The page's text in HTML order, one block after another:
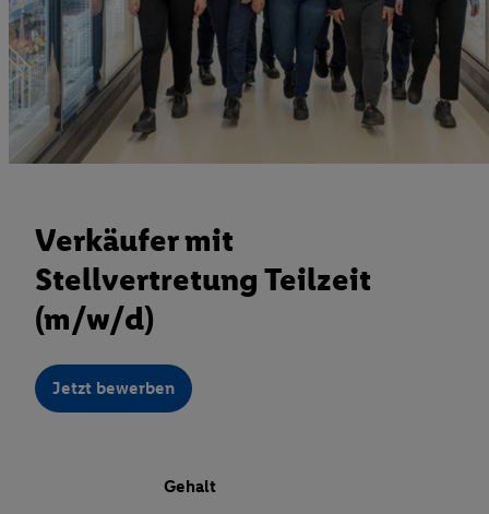
Verkäufer mit
Stellvertretung Teilzeit
(m/w/d)
Jetzt bewerben
Gehalt